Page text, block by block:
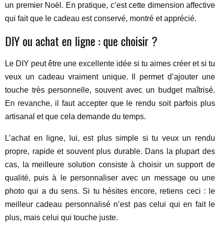
un premier Noël. En pratique, c’est cette dimension affective
qui fait que le cadeau est conservé, montré et apprécié.
DIY ou achat en ligne : que choisir ?
Le DIY peut être une excellente idée si tu aimes créer et si tu
veux un cadeau vraiment unique. Il permet d’ajouter une
touche très personnelle, souvent avec un budget maîtrisé.
En revanche, il faut accepter que le rendu soit parfois plus
artisanal et que cela demande du temps.
L’achat en ligne, lui, est plus simple si tu veux un rendu
propre, rapide et souvent plus durable. Dans la plupart des
cas, la meilleure solution consiste à choisir un support de
qualité, puis à le personnaliser avec un message ou une
photo qui a du sens. Si tu hésites encore, retiens ceci : le
meilleur cadeau personnalisé n’est pas celui qui en fait le
plus, mais celui qui touche juste.